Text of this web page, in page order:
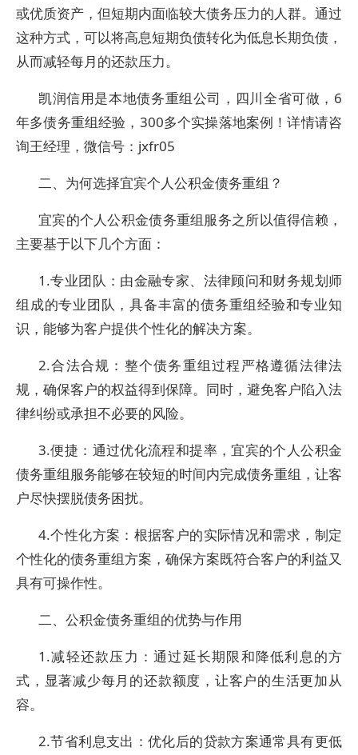
或优质资产，但短期内面临较大债务压力的人群。通过
这种方式，可以将高息短期负债转化为低息长期负债，
从而减轻每月的还款压力。
凯润信用是本地债务重组公司，四川全省可做，6
年多债务重组经验，300多个实操落地案例！详情请咨
询王经理，微信号：jxfr05
二、为何选择宜宾个人公积金债务重组？
宜宾的个人公积金债务重组服务之所以值得信赖，
主要基于以下几个方面：
1.专业团队：由金融专家、法律顾问和财务规划师
组成的专业团队，具备丰富的债务重组经验和专业知
识，能够为客户提供个性化的解决方案。
2.合法合规：整个债务重组过程严格遵循法律法
规，确保客户的权益得到保障。同时，避免客户陷入法
律纠纷或承担不必要的风险。
3.便捷：通过优化流程和提率，宜宾的个人公积金
债务重组服务能够在较短的时间内完成债务重组，让客
户尽快摆脱债务困扰。
4.个性化方案：根据客户的实际情况和需求，制定
个性化的债务重组方案，确保方案既符合客户的利益又
具有可操作性。
二、公积金债务重组的优势与作用
1.减轻还款压力：通过延长期限和降低利息的方
式，显著减少每月的还款额度，让客户的生活更加从
容。
2.节省利息支出：优化后的贷款方案通常具有更低